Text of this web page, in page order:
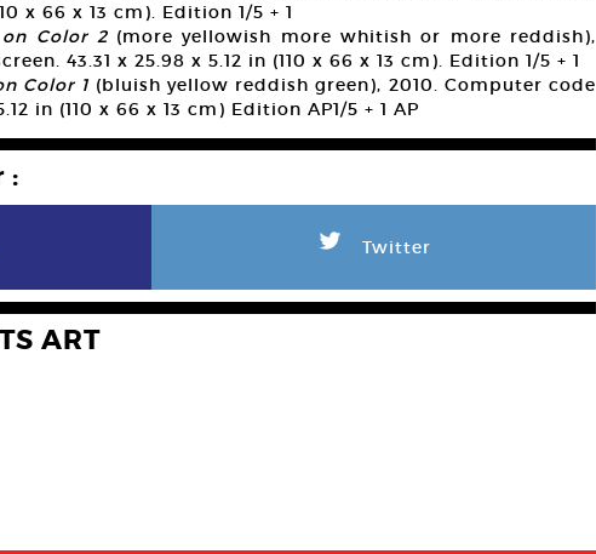
x 66 x 13 cm). Edition 1/5 + 1
on Color 2 (more yellowish more whitish or more reddish),
43.31 x 25.98 x 5.12 in (110 x 66 x 13 cm). Edition 1/5 + 1
Color 1 (bluish yellow reddish green), 2010. Computer code
in (110 x 66 x 13 cm) Edition AP1/5 + 1 AP
:
L Twitter
ART